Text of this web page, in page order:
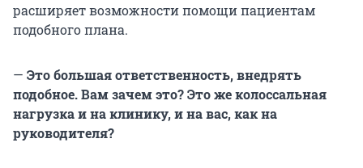
расширяет возможности помощи пациентам
подобного плана.
— Это большая ответственность, внедрять
подобное. Вам зачем это? Это же колоссальная
нагрузка и на клинику, и на вас, как на
руководителя?